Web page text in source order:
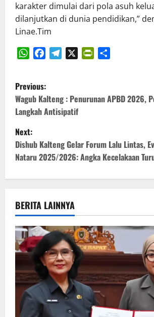
karakter dimulai dari pola asuh
dilanjutkan di dunia pendidikan,”
Linae.Tim
P
o
s
t
n
v
i
g
a
t
Previous:
Wagub Kalteng : Penurunan APBD 2026,
Langkah Antisipatif
Next:
Dishub Kalteng Gelar Forum Lalu Lintas,
Nataru 2025/2026: Angka Kecelakaan
BERITA LAINNYA